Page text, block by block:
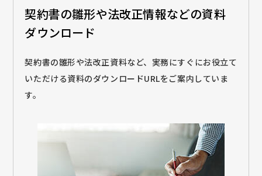
契約書の雛形や法改正情報などの資料
ダウンロード
契約書の雛形や法改正資料など、実務にすぐにお役立て
いただける資料のダウンロードURLをご案内していま
す。